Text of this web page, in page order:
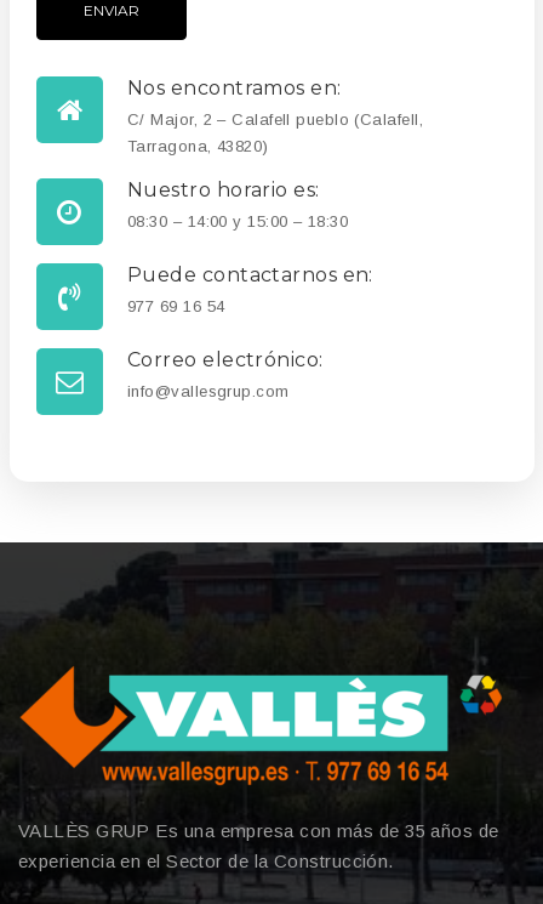
Nos encontramos en:
C/ Major, 2 – Calafell pueblo (Calafell,
Tarragona, 43820)
Nuestro horario es:
08:30 – 14:00 y 15:00 – 18:30
Puede contactarnos en:
977 69 16 54
Correo electrónico:
info@vallesgrup.com
VALLÈS GRUP Es una empresa con más de 35 años de
experiencia en el Sector de la Construcción.